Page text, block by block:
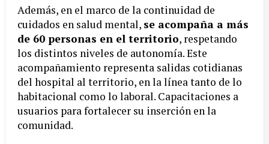
Además, en el marco de la continuidad de
cuidados en salud mental, se acompaña a más
de 60 personas en el territorio, respetando
los distintos niveles de autonomía. Este
acompañamiento representa salidas cotidianas
del hospital al territorio, en la línea tanto de lo
habitacional como lo laboral. Capacitaciones a
usuarios para fortalecer su inserción en la
comunidad.